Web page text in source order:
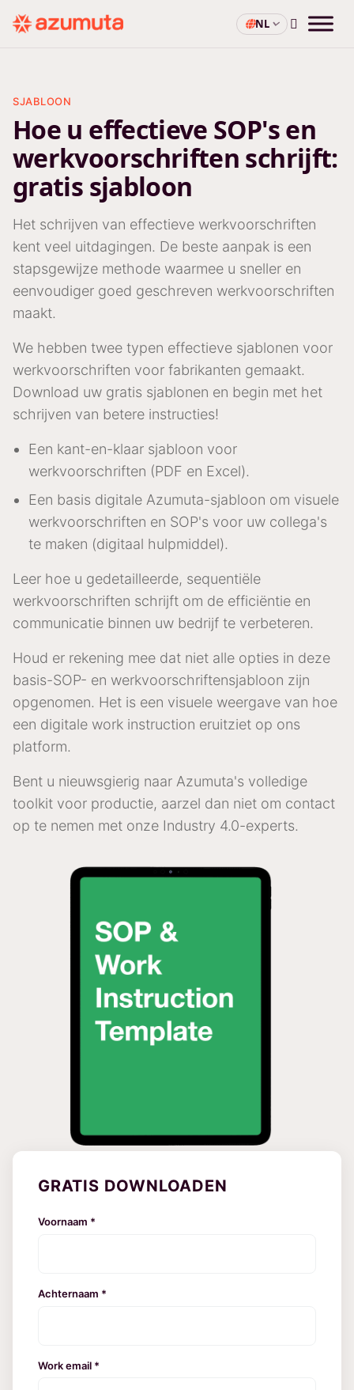
NL
SJABLOON
Hoe u effectieve SOP's en
werkvoorschriften schrijft:
gratis sjabloon
Het schrijven van effectieve werkvoorschriften
kent veel uitdagingen. De beste aanpak is een
stapsgewijze methode waarmee u sneller en
eenvoudiger goed geschreven werkvoorschriften
maakt.
We hebben twee typen effectieve sjablonen voor
werkvoorschriften voor fabrikanten gemaakt.
Download uw gratis sjablonen en begin met het
schrijven van betere instructies!
Een kant-en-klaar sjabloon voor
werkvoorschriften (PDF en Excel).
Een basis digitale Azumuta-sjabloon om visuele
werkvoorschriften en SOP's voor uw collega's
te maken (digitaal hulpmiddel).
Leer hoe u gedetailleerde, sequentiële
werkvoorschriften schrijft om de efficiëntie en
communicatie binnen uw bedrijf te verbeteren.
Houd er rekening mee dat niet alle opties in deze
basis-SOP- en werkvoorschriftensjabloon zijn
opgenomen. Het is een visuele weergave van hoe
een digitale work instruction eruitziet op ons
platform.
Bent u nieuwsgierig naar Azumuta's volledige
toolkit voor productie, aarzel dan niet om contact
op te nemen met onze Industry 4.0-experts.
GRATIS DOWNLOADEN
Voornaam *
Achternaam *
Work email *